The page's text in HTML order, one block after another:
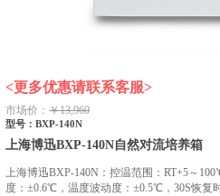
<更多优惠请联系客服>
市场价： ￥13,960
型号：BXP-140N
上海博迅BXP-140N自然对流培养箱
上海博迅BXP-140N：控温范围：RT+5～
度：±0.6℃，温度波动度：±0.5℃，30S恢复